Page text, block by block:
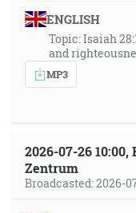
ENGLISH
Topic: Isaiah
and
MP3
2026-07-26
Zentrum
Broadcasted: 2026-